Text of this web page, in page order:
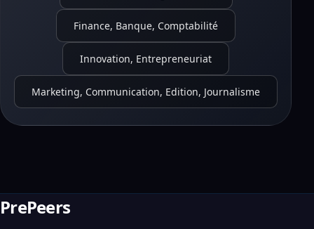
Finance, Banque, Comptabilité
Innovation, Entrepreneuriat
Marketing, Communication, Edition, Journalisme
PrePeers